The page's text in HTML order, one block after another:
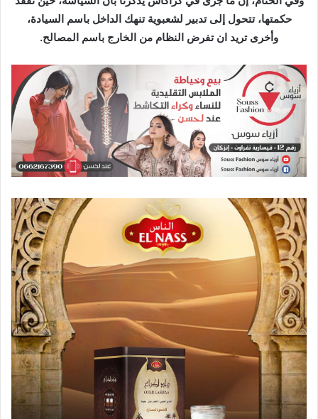
حكمتها، تتحول إلى تدبير لشعبوية تنهك الداخل باسم السيادة،
وأخرى تريد ان تفرض النظام من الخارج باسم المصالح.